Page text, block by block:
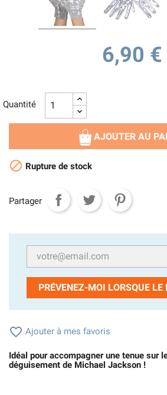
6,90 €
Quantité
AJOUTER AU
 Rupture de stock
Partager
PRÉVENEZ-MOI LORSQUE
 Ajouter à mes favoris
Idéal pour accompagner une tenue sur
déguisement de Michael Jackson !